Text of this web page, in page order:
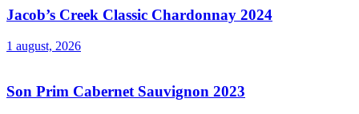
Jacob’s Creek Classic Chardonnay 2024
1 august, 2026
Son Prim Cabernet Sauvignon 2023